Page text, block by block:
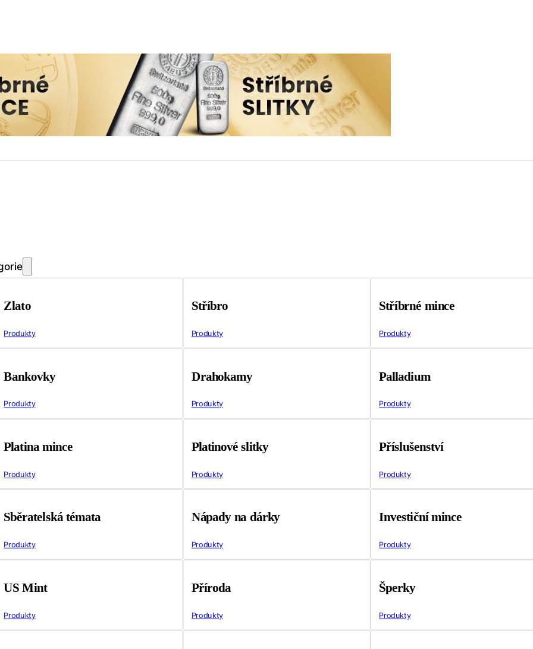
Zlato
Produkty
Stříbro
Produkty
Stříbrné mince
Produkty
Bankovky
Produkty
Drahokamy
Produkty
Palladium
Produkty
Platina mince
Produkty
Platinové slitky
Produkty
Příslušenství
Produkty
Sběratelská témata
Produkty
Nápady na dárky
Produkty
Investiční mince
Produkty
US Mint
Produkty
Příroda
Produkty
Šperky
Produkty